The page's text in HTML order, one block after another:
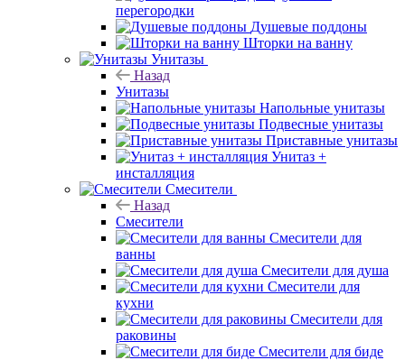
перегородки
Душевые поддоны
Шторки на ванну
Унитазы
Назад
Унитазы
Напольные унитазы
Подвесные унитазы
Приставные унитазы
Унитаз +
инсталляция
Смесители
Назад
Смесители
Смесители для
ванны
Смесители для душа
Смесители для
кухни
Смесители для
раковины
Смесители для биде